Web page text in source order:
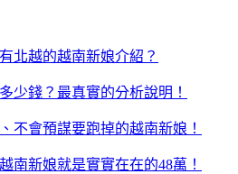
北越的越南新娘介紹？
少錢？最真實的分析說明！
不會預謀要跑掉的越南新娘！
南新娘就是實實在在的48萬！